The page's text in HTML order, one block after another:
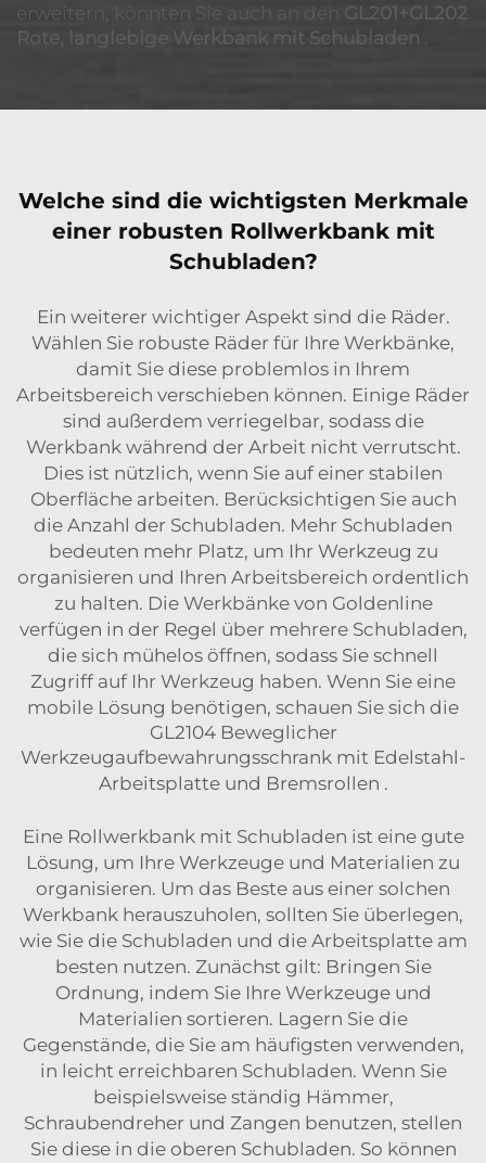
erweitern, könnten Sie auch an den GL201+GL202
Rote, langlebige Werkbank mit Schubladen .
Welche sind die wichtigsten Merkmale
einer robusten Rollwerkbank mit
Schubladen?
Ein weiterer wichtiger Aspekt sind die Räder.
Wählen Sie robuste Räder für Ihre Werkbänke,
damit Sie diese problemlos in Ihrem
Arbeitsbereich verschieben können. Einige Räder
sind außerdem verriegelbar, sodass die
Werkbank während der Arbeit nicht verrutscht.
Dies ist nützlich, wenn Sie auf einer stabilen
Oberfläche arbeiten. Berücksichtigen Sie auch
die Anzahl der Schubladen. Mehr Schubladen
bedeuten mehr Platz, um Ihr Werkzeug zu
organisieren und Ihren Arbeitsbereich ordentlich
zu halten. Die Werkbänke von Goldenline
verfügen in der Regel über mehrere Schubladen,
die sich mühelos öffnen, sodass Sie schnell
Zugriff auf Ihr Werkzeug haben. Wenn Sie eine
mobile Lösung benötigen, schauen Sie sich die
GL2104 Beweglicher
Werkzeugaufbewahrungsschrank mit Edelstahl-
Arbeitsplatte und Bremsrollen .
Eine Rollwerkbank mit Schubladen ist eine gute
Lösung, um Ihre Werkzeuge und Materialien zu
organisieren. Um das Beste aus einer solchen
Werkbank herauszuholen, sollten Sie überlegen,
wie Sie die Schubladen und die Arbeitsplatte am
besten nutzen. Zunächst gilt: Bringen Sie
Ordnung, indem Sie Ihre Werkzeuge und
Materialien sortieren. Lagern Sie die
Gegenstände, die Sie am häufigsten verwenden,
in leicht erreichbaren Schubladen. Wenn Sie
beispielsweise ständig Hämmer,
Schraubendreher und Zangen benutzen, stellen
Sie diese in die oberen Schubladen. So können